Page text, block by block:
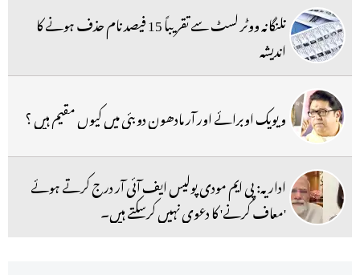
تلنگانہ ووٹر لسٹ سے تقریباً 15 فیصد نام حذف ہونے کا
اندیشہ
ویویک اوبرائے اور آر مادھون دوبئی میں کیوں مقیم ہیں ؟
اداریہ: پی ایم مودی پولیس ایف آئی آر درج کرتے ہوئے
'معاف کرنے' کا دعوی نہیں کرسکتے ہیں۔